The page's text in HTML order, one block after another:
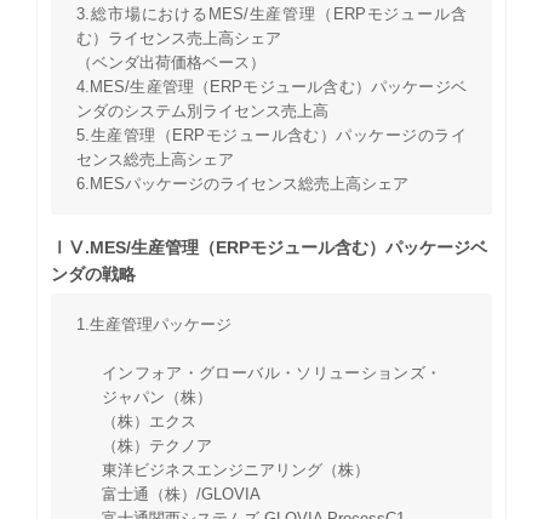
3.総市場におけるMES/生産管理（ERPモジュール含
む）ライセンス売上高シェア
（ベンダ出荷価格ベース）
4.MES/生産管理（ERPモジュール含む）パッケージベ
ンダのシステム別ライセンス売上高
5.生産管理（ERPモジュール含む）パッケージのライ
センス総売上高シェア
6.MESパッケージのライセンス総売上高シェア
ⅠⅤ.MES/生産管理（ERPモジュール含む）パッケージベ
ンダの戦略
1.生産管理パッケージ
インフォア・グローバル・ソリューションズ・
ジャパン（株）
（株）エクス
（株）テクノア
東洋ビジネスエンジニアリング（株）
富士通（株）/GLOVIA